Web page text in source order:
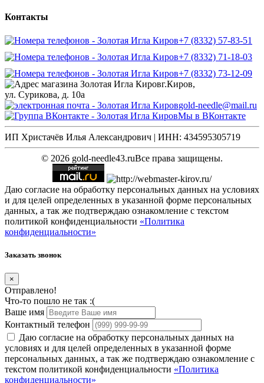
Контакты
+7 (8332) 57-83-51
+7 (8332) 71-18-03
+7 (8332) 73-12-09
г.Киров,
ул. Сурикова, д. 10а
gold-needle@mail.ru
Мы в ВКонтакте
ИП Христачёв Илья Александрович | ИНН: 434595305719
© 2026 gold-needle43.ruВсе права защищены.
Даю согласие на обработку персональных данных на условиях
и для целей определенных в указанной форме персональных
данных, а так же подтверждаю ознакомление с текстом
политикой конфиденциальности «Политика
конфиденциальности»
Заказать звонок
×
Отправлено!
Что-то пошло не так :(
Ваше имя
Контактный телефон
Даю согласие на обработку персональных данных на
условиях и для целей определенных в указанной форме
персональных данных, а так же подтверждаю ознакомление с
текстом политикой конфиденциальности «Политика
конфиденциальности»